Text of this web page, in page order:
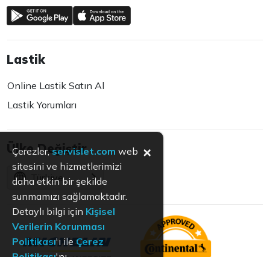
Lastik
Online Lastik Satın Al
Lastik Yorumları
Ülke Değiştir
Türkiye
Çerezler, servislet.com web
sitesini ve hizmetlerimizi
daha etkin bir şekilde
sunmamızı sağlamaktadır.
Detaylı bilgi için Kişisel
Verilerin Korunması
Politikası'ı ileÇerez
×